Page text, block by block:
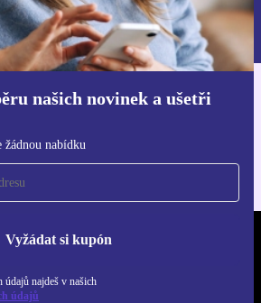
našich novinek a ušetři
žádnou nabídku
Vyžádat si kupón
najdeš v našich
údajů
údajů najdeš v našich
údajů.
Stáhni si aplikaci refurbed
ČESKO - RETHINK NEW.
SLEDUJ NÁS